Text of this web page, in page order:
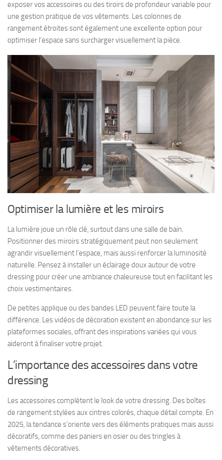
exposer vos accessoires ou des tiroirs de profondeur variable pour
une gestion pratique de vos vêtements. Les colonnes de
rangement étroites sont également une excellente option pour
optimiser l’espace sans surcharger visuellement la pièce.
Optimiser la lumière et les miroirs
La lumière joue un rôle clé, surtout dans une salle de bain.
Positionner des miroirs stratégiquement peut non seulement
agrandir visuellement l’espace, mais aussi renforcer la luminosité
naturelle. Pensez à installer un éclairage doux autour de votre
dressing pour créer une ambiance chaleureuse tout en facilitant les
choix vestimentaires.
De petites applique ou des bandes LED peuvent faire toute la
différence. Les vidéos de décoration existent en abondance sur les
plateformes sociales, offrant des inspirations variées qui vous
aideront à finaliser votre projet.
L’importance des accessoires dans votre
dressing
Les accessoires complètent le look de votre dressing. Des boîtes
de rangement stylées aux cintres colorés, chaque détail compte. En
2025, la tendance s’oriente vers des éléments pratiques mais aussi
décoratifs, comme des paniers en osier ou des tringles à
vêtements décoratives.